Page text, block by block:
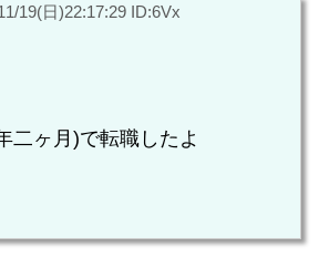
19(日)22:17:29 ID:6Vx
二ヶ月)で転職したよ